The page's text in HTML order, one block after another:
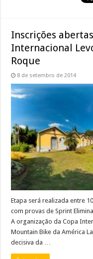
Inscrições
Internacional
Roque
8 de setembro de 2014
Etapa será realizada entre
com provas de Sprint
A organização da Copa
Mountain Bike da América
decisiva da …